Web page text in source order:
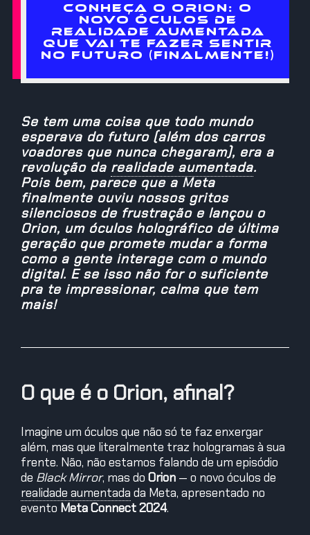
CONHEÇA O ORION: O
NOVO ÓCULOS DE
REALIDADE AUMENTADA
QUE VAI TE FAZER SENTIR
NO FUTURO (FINALMENTE!)
Se tem uma coisa que todo mundo
esperava do futuro (além dos carros
voadores que nunca chegaram), era a
revolução da realidade aumentada.
Pois bem, parece que a Meta
finalmente ouviu nossos gritos
silenciosos de frustração e lançou o
Orion, um óculos holográfico de última
geração que promete mudar a forma
como a gente interage com o mundo
digital. E se isso não for o suficiente
pra te impressionar, calma que tem
mais!
O que é o Orion, afinal?
Imagine um óculos que não só te faz enxergar
além, mas que literalmente traz hologramas à sua
frente. Não, não estamos falando de um episódio
de Black Mirror, mas do Orion — o novo óculos de
realidade aumentada da Meta, apresentado no
evento Meta Connect 2024.